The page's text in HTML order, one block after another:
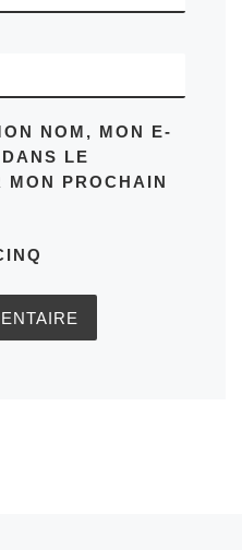
NOM, MON E-
LE
MON PROCHAIN